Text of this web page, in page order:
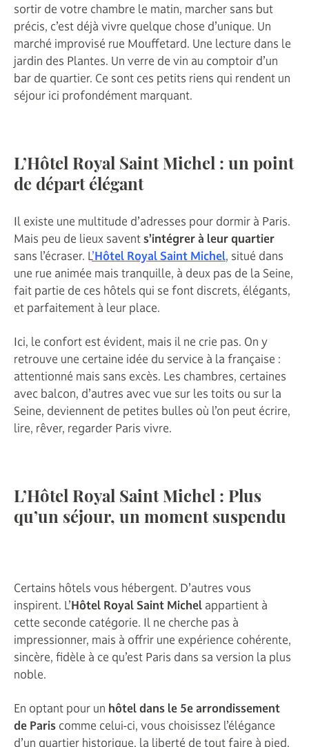
sortir de votre chambre le matin, marcher sans but
précis, c’est déjà vivre quelque chose d’unique. Un
marché improvisé rue Mouffetard. Une lecture dans le
jardin des Plantes. Un verre de vin au comptoir d’un
bar de quartier. Ce sont ces petits riens qui rendent un
séjour ici profondément marquant.
L’Hôtel Royal Saint Michel : un point
de départ élégant
Il existe une multitude d’adresses pour dormir à Paris.
Mais peu de lieux savents’intégrer à leur quartier
sans l’écraser. L’Hôtel Royal Saint Michel, situé dans
une rue animée mais tranquille, à deux pas de la Seine,
fait partie de ces hôtels qui se font discrets, élégants,
et parfaitement à leur place.
Ici, le confort est évident, mais il ne crie pas. On y
retrouve une certaine idée du service à la française :
attentionné mais sans excès. Les chambres, certaines
avec balcon, d’autres avec vue sur les toits ou sur la
Seine, deviennent de petites bulles où l’on peut écrire,
lire, rêver, regarder Paris vivre.
L’Hôtel Royal Saint Michel : Plus
qu’un séjour, un moment suspendu
Certains hôtels vous hébergent. D’autres vous
inspirent. L’Hôtel Royal Saint Michel appartient à
cette seconde catégorie. Il ne cherche pas à
impressionner, mais à offrir une expérience cohérente,
sincère, fidèle à ce qu’est Paris dans sa version la plus
noble.
En optant pour un hôtel dans le 5e arrondissement
de Paris comme celui-ci, vous choisissez l’élégance
d’un quartier historique, la liberté de tout faire à pied,